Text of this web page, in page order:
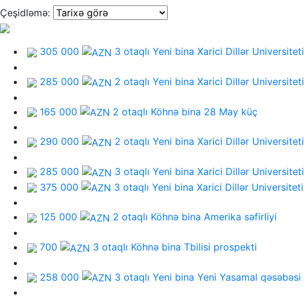
Çeşidləmə:
305 000 3 otaqlı Yeni bina Xarici Dillər Universiteti
285 000 2 otaqlı Yeni bina Xarici Dillər Universiteti
165 000 2 otaqlı Köhnə bina 28 May küç
290 000 2 otaqlı Yeni bina Xarici Dillər Universiteti
285 000 3 otaqlı Yeni bina Xarici Dillər Universiteti
375 000
3 otaqlı Yeni bina Xarici Dillər Universiteti
125 000 2 otaqlı Köhnə bina Amerika səfirliyi
700 3 otaqlı Köhnə bina Tbilisi prospekti
258 000 3 otaqlı Yeni bina Yeni Yasamal qəsəbəsi